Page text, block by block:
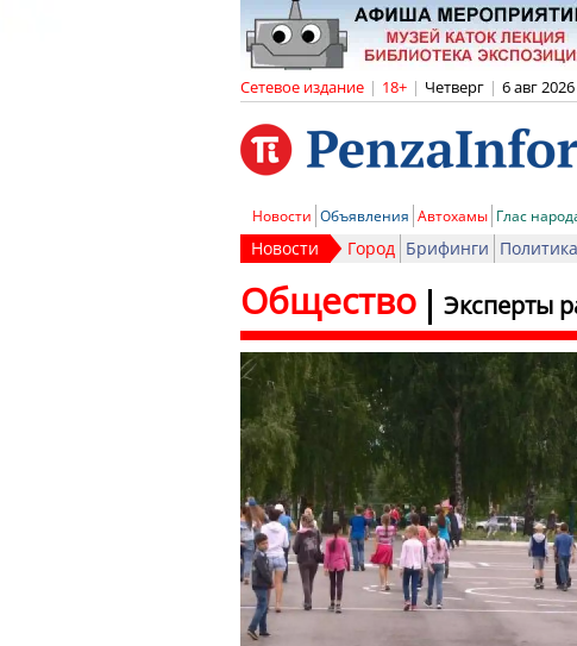
Сетевое издание | 18+ | Четверг | 6 авг 2026
Новости Объявления Автохамы Глас
Новости Город Брифинги Политика
Эксперты
Общество